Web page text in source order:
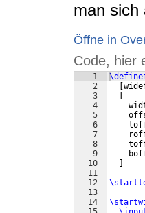
man sich
Öffne in
Code, hier
1
2
3
4
5
6
7
8
9
10
11
12
13
14